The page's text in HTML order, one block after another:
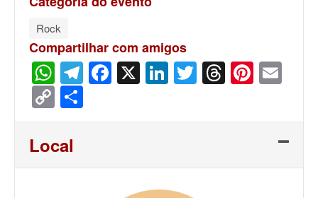
Rock
Compartilhar com amigos
WhatsApp
Telegram
Facebook
X LinkedIn
Twitter
Threads
Copy
Link
Local